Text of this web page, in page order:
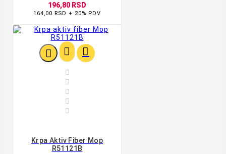
196,80 RSD
164,00 RSD + 20% PDV
  





Krpa Aktiv Fiber Mop
R51121B